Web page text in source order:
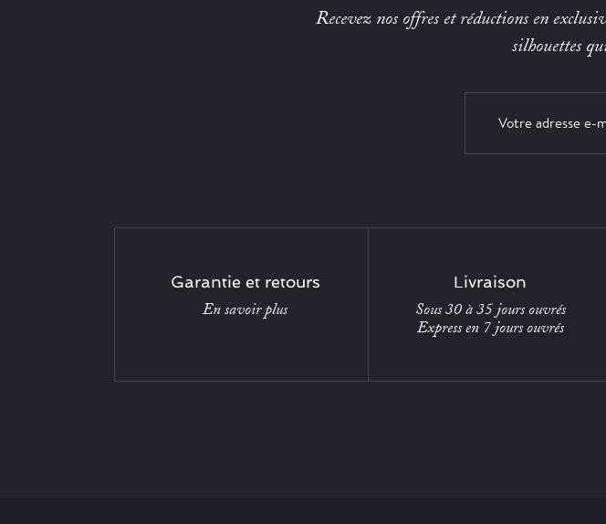
Recevez nos offres et réductions en
silhouettes
Garantie et retours
En savoir plus
Livraison
Sous 30 à 35 jours ouvrés
Express en 7 jours ouvrés